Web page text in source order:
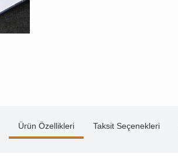
Ürün Özellikleri Taksit Seçenekleri